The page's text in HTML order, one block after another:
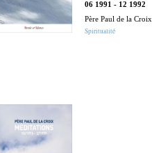
06 1991 - 12 1992
Père Paul de la Croix
Spiritualité